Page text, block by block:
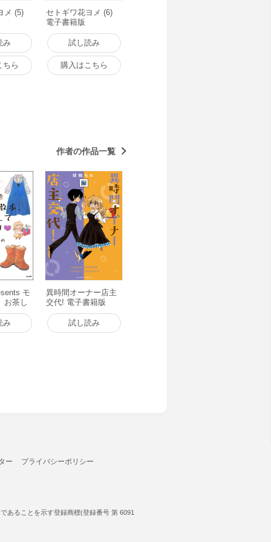
メ (5)
み
ちら
セトギワ花ヨメ (6)
電子書籍版
試し読み
購入はこちら
作者の作品一覧
モ
お茶し
書籍版
み
異時間オーナー店主
交代! 電子書籍版
試し読み
ー プライバシーポリシー
あることを示す登録商標(登録番号 第 6091